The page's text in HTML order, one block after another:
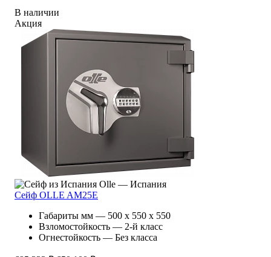
В наличии
Акция
Olle — Испания
Сейф OLLE AM25E
Габариты мм — 500 x 550 x 550
Взломостойкость — 2-й класс
Огнестойкость — Без класса